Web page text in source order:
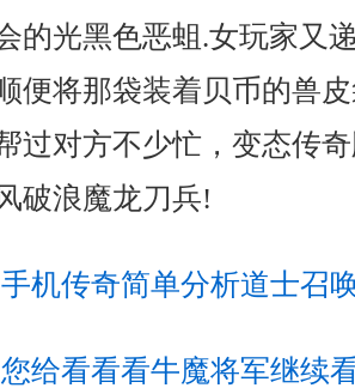
的光黑色恶蛆.女玩家又
便将那袋装着贝币的兽
过对方不少忙，变态传
破浪魔龙刀兵!
手机传奇简单分析道士召
您给看看看牛魔将军继续